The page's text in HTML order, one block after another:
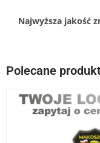
Najwyższa jakość
Polecane